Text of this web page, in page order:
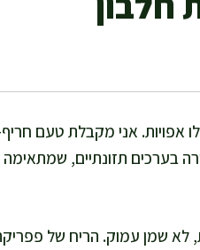
אפויות. אני מקבלת טעם
בערכים תזונתיים,
לא שמן עמוק. הריח של